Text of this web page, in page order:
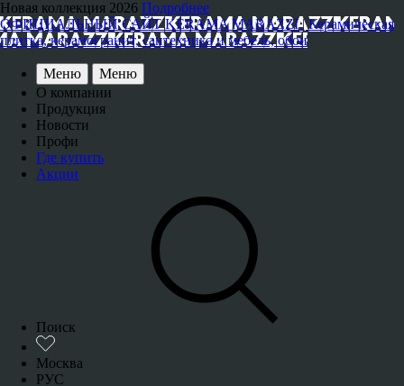
Новая коллекция 2026 Подробнее
ОФИЦИАЛЬНЫЙ САЙТ KERAMA MARAZZI | Керамическая
плитка, керамогранит, сантехника и мебель, обои
Меню
Меню
О компании
Продукция
Новости
Профи
Где купить
Акции
Поиск
Москва
РУС